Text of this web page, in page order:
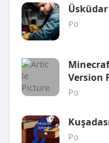
Po
Version
Po
Po